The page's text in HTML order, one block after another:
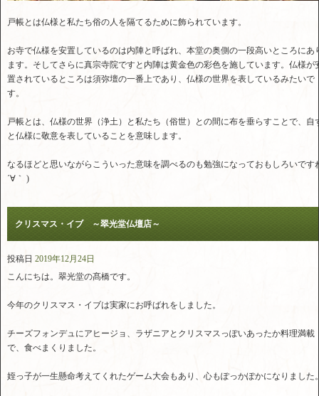
戸帳とは仏様と私たち俗の人を隔てるために飾られています。
お寺で仏様を安置しているのは内陣と呼ばれ、本堂の奥側の一段高いところにあ
ます。そしてさらに真宗寺院ですと内陣は黄金色の彩色を施しています。仏様が
置されているところは須弥壇の一番上であり、仏様の世界を表しているみたいで
す。
戸帳とは、仏様の世界（浄土）と私たち（俗世）との間に布を垂らすことで、自
と仏様に敬意を表していることを意味します。
なるほどと思いながらこういった意味を調べるのも勉強になっておもしろいです
´∀｀ )
クリスマス・イブ ～翠光堂仏壇店～
投稿日 2019年12月24日
こんにちは。翠光堂の髙橋です。
今年のクリスマス・イブは実家にお呼ばれをしました。
チーズフォンデュにアヒージョ、ラザニアとクリスマスっぽいあったか料理満載
で、食べまくりました。
姪っ子が一生懸命考えてくれたゲーム大会もあり、心もぽっかぽかになりました